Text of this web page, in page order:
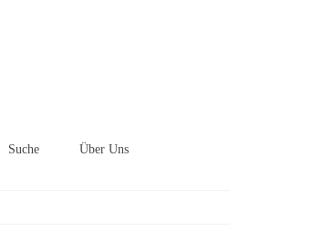
Suche Über Uns